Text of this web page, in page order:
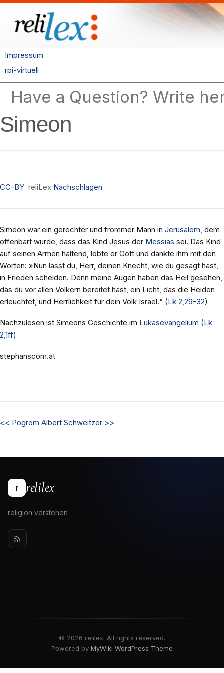
Impressum
rpi-virtuell
Simeon
CC-BY reliLex Nachschlagen
Simeon war ein gerechter und frommer Mann in Jerusalem, dem
offenbart wurde, dass das Kind Jesus der Messias sei. Das Kind
auf seinen Armen haltend, lobte er Gott und dankte ihm mit den
Worten: »Nun lässt du, Herr, deinen Knecht, wie du gesagt hast,
in Frieden scheiden. Denn meine Augen haben das Heil gesehen,
das du vor allen Völkern bereitet hast, ein Licht, das die Heiden
erleuchtet, und Herrlichkeit für dein Volk Israel.“ (Lk 2,29-32)
Nachzulesen ist Simeons Geschichte im Lukasevangelium (Lk
2,1ff)
stephanscom.at
<< Pogrom Albert Schweitzer >>
r relilex
religion verstehen
© 2026 relilex. All rights reserved.
Powered by MyWiki WordPress Theme